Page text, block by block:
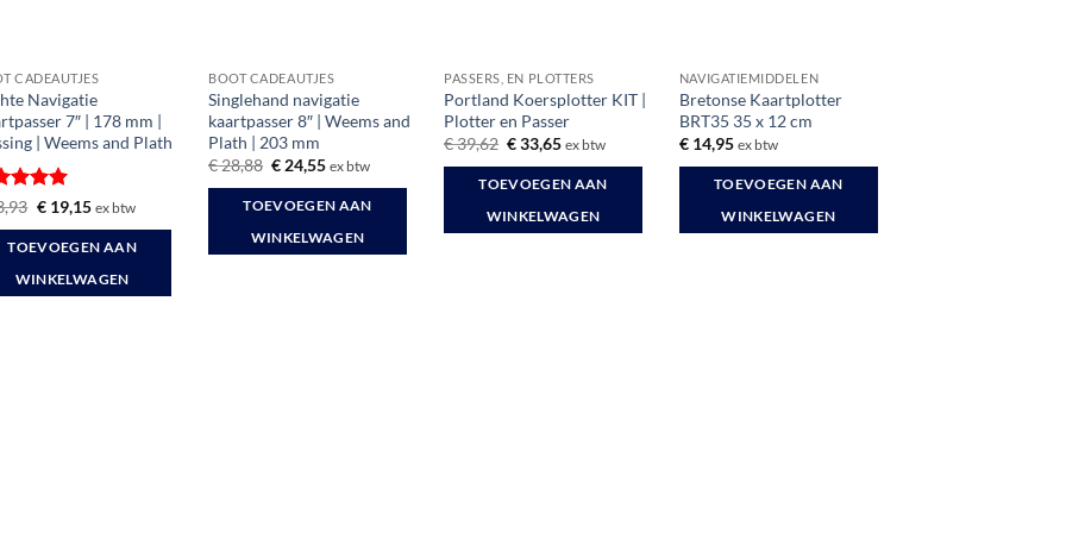
CADEAUTJES
Navigatie
7″ | 178 mm |
| Weems and Plath
Oorspronkelijke
was:
€ 23,93.
€19,15Huidige
is:
€ 19,15.
ex btw
TOEVOEGEN AAN
WINKELWAGEN
BOOT CADEAUTJES
Singlehand navigatie
kaartpasser 8″ | Weems and
Plath | 203 mm
€28,88 Oorspronkelijke
prijs
was:
€ 28,88.
€ 24,55Huidige
is:
€ 24,55.
ex btw
TOEVOEGEN AAN
WINKELWAGEN
PASSERS, EN PLOTTERS
Portland Koersplotter KIT |
Plotter en Passer
€39,62 Oorspronkelijke
prijs
was:
€ 39,62.
€33,65Huidige
is:
€ 33,65.
ex btw
TOEVOEGEN AAN
WINKELWAGEN
NAVIGATIEMIDDELEN
Bretonse Kaartplotter
BRT35 35 x 12 cm
€14,95 ex btw
TOEVOEGEN AAN
WINKELWAGEN